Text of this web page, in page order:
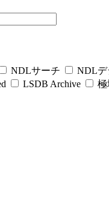
NDLサーチ NDLデ
LSDB Archive 極